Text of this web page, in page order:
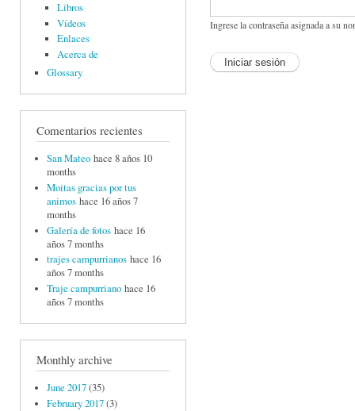
Libros
Vídeos
Enlaces
Acerca de
Glossary
Comentarios recientes
San Mateo hace 8 años 10
months
Moitas gracias por tus
animos hace 16 años 7
months
Galería de fotos hace 16
años 7 months
trajes campurrianos hace 16
años 7 months
Traje campurriano hace 16
años 7 months
Monthly archive
June 2017(35)
February 2017(3)
Ingrese la contraseña asignada a su